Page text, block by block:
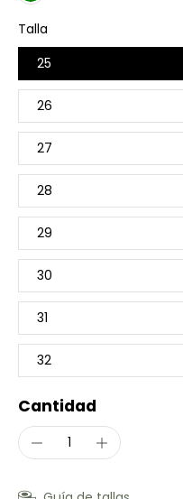
Talla
25
26
27
28
29
30
31
32
Cantidad